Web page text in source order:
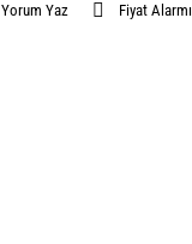
Yorum Yaz Fiyat Alarmı